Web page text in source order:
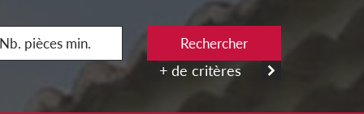
Rechercher
+ de critères